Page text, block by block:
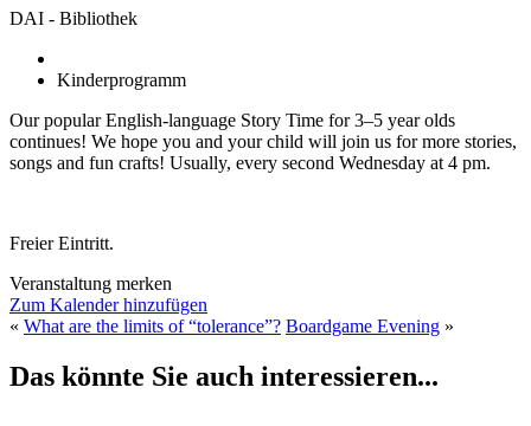
DAI - Bibliothek
Kinderprogramm
Our popular English-language Story Time for 3–5 year olds
continues! We hope you and your child will join us for more stories,
songs and fun crafts! Usually, every second Wednesday at 4 pm.
Freier Eintritt.
Veranstaltung merken
Zum Kalender hinzufügen
« What are the limits of “tolerance”? Boardgame Evening »
Das könnte Sie auch interessieren...